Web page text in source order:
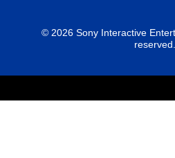
© 2026 Sony Interactive
reserved.